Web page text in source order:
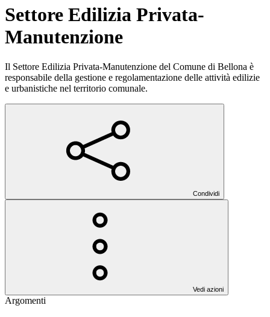
Settore Edilizia Privata-
Manutenzione
Il Settore Edilizia Privata-Manutenzione del Comune di Bellona è
responsabile della gestione e regolamentazione delle attività edilizie
e urbanistiche nel territorio comunale.
Condividi
Vedi azioni
Argomenti